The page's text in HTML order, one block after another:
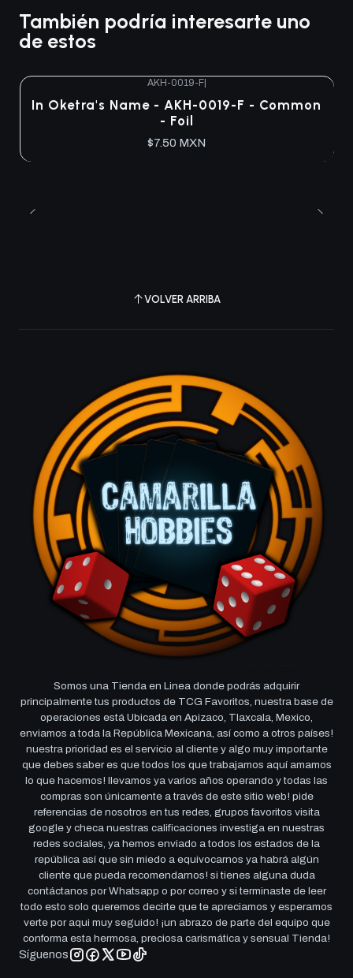
También podría interesarte uno
de estos
Agotado
AKH-0019-F|
In Oketra's Name - AKH-0019-F - Common
- Foil
$7.50 MXN
VOLVER ARRIBA
Somos una Tienda en Linea donde podrás adquirir
principalmente tus productos de TCG Favoritos, nuestra base de
operaciones está Ubicada en Apizaco, Tlaxcala, Mexico,
enviamos a toda la República Mexicana, así como a otros países!
nuestra prioridad es el servicio al cliente y algo muy importante
que debes saber es que todos los que trabajamos aquí amamos
lo que hacemos! llevamos ya varios años operando y todas las
compras son únicamente a través de este sitio web! pide
referencias de nosotros en tus redes, grupos favoritos visita
google y checa nuestras calificaciones investiga en nuestras
redes sociales, ya hemos enviado a todos los estados de la
república así que sin miedo a equivocarnos ya habrá algún
cliente que pueda recomendarnos! si tienes alguna duda
contáctanos por Whatsapp o por correo y si terminaste de leer
todo esto solo queremos decirte que te apreciamos y esperamos
verte por aqui muy seguido! ¡un abrazo de parte del equipo que
conforma esta hermosa, preciosa carismática y sensual Tienda!
Síguenos